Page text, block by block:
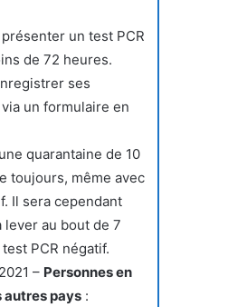
un test PCR
de 72 heures.
ses
un formulaire en
quarantaine de 10
toujours, même avec
Il sera cependant
lever au bout de 7
PCR négatif.
– Personnes en
autres pays :